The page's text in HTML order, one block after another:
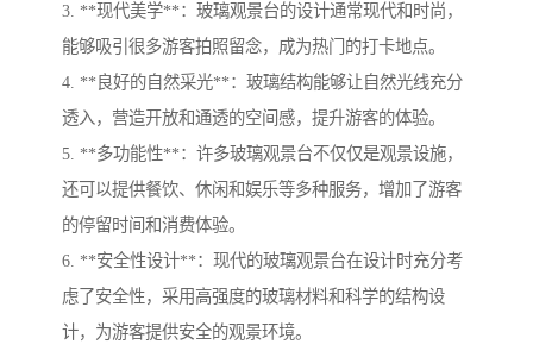
3. **现代美学**：玻璃观景台的设计通常现代和时尚，
能够吸引很多游客拍照留念，成为热门的打卡地点。
4. **良好的自然采光**：玻璃结构能够让自然光线充分
透入，营造开放和通透的空间感，提升游客的体验。
5. **多功能性**：许多玻璃观景台不仅仅是观景设施，
还可以提供餐饮、休闲和娱乐等多种服务，增加了游客
的停留时间和消费体验。
6. **安全性设计**：现代的玻璃观景台在设计时充分考
虑了安全性，采用高强度的玻璃材料和科学的结构设
计，为游客提供安全的观景环境。